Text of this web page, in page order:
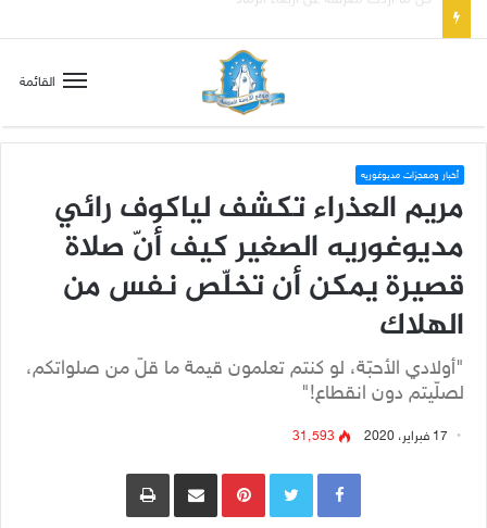
القائمة
أخبار ومعجزات مديوغوريه
مريم العذراء تكشف لياكوف رائي
مديوغوريه الصغير كيف أنّ صلاة
قصيرة يمكن أن تخلّص نفس من
الهلاك
"أولادي الأحبّة، لو كنتم تعلمون قيمة ما قلّ من صلواتكم،
لصلّيتم دون انقطاع!"
17 فبراير، 2020 31٬593
Pinterestمشاركة عبر البريد طباعة